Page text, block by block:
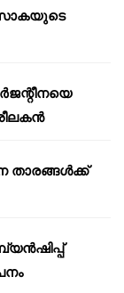
സാകയുടെ
താരങ്ങൾക്ക്